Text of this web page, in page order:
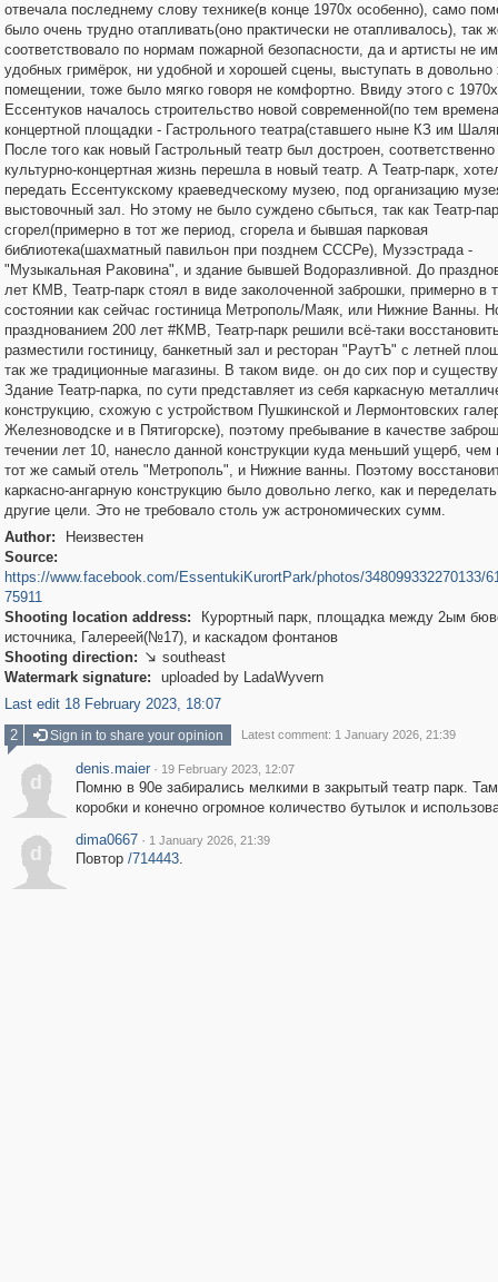
отвечала последнему слову технике(в конце 1970х особенно), само
было очень трудно отапливать(оно практически не отапливалось), так
соответствовало по нормам пожарной безопасности, да и артисты не
удобных гримёрок, ни удобной и хорошей сцены, выступать в
помещении, тоже было мягко говоря не комфортно. Ввиду этого с
Ессентуков началось строительство новой современной(по тем
концертной площадки - Гастрольного театра(ставшего ныне КЗ им
После того как новый Гастрольный театр был достроен, соответственно
культурно-концертная жизнь перешла в новый театр. А Театр-парк,
передать Ессентукскому краеведческому музею, под организацию
выстовочный зал. Но этому не было суждено сбыться, так как Театр-
сгорел(примерно в тот же период, сгорела и бывшая парковая
библиотека(шахматный павильон при позднем СССРе), Музэстрада -
"Музыкальная Раковина", и здание бывшей Водоразливной. До
лет КМВ, Театр-парк стоял в виде заколоченной заброшки, примерно в
состоянии как сейчас гостиница Метрополь/Маяк, или Нижние Ванны.
празднованием 200 лет #КМВ, Театр-парк решили всё-таки
разместили гостиницу, банкетный зал и ресторан "РаутЪ" с летней
так же традиционные магазины. В таком виде. он до сих пор и
Здание Театр-парка, по сути представляет из себя каркасную
конструкцию, схожую с устройством Пушкинской и Лермонтовских
Железноводске и в Пятигорске), поэтому пребывание в качестве
течении лет 10, нанесло данной конструкции куда меньший ущерб, чем
тот же самый отель "Метрополь", и Нижние ванны. Поэтому
каркасно-ангарную конструкцию было довольно легко, как и
другие цели. Это не требовало столь уж астрономических сумм.
Author:
Неизвестен
Source:
https://www.facebook.com/EssentukiKurortPark/photos/348099332270133/
75911
Shooting location address:
Курортный парк, площадка между 2ым
источника, Галереей(№17), и каскадом фонтанов
Shooting direction:  southeast
Watermark signature:
uploaded by LadaWyvern
Last edit 18 February 2023, 18:07
2
Sign in to share your opinion Latest comment: 1 January 2026, 21:39
d
denis.maier · 19 February 2023, 12:07
Помню в 90е забирались мелкими в закрытый театр парк.
коробки и конечно огромное количество бутылок и
d
dima0667 · 1 January 2026, 21:39
Повтор /714443.